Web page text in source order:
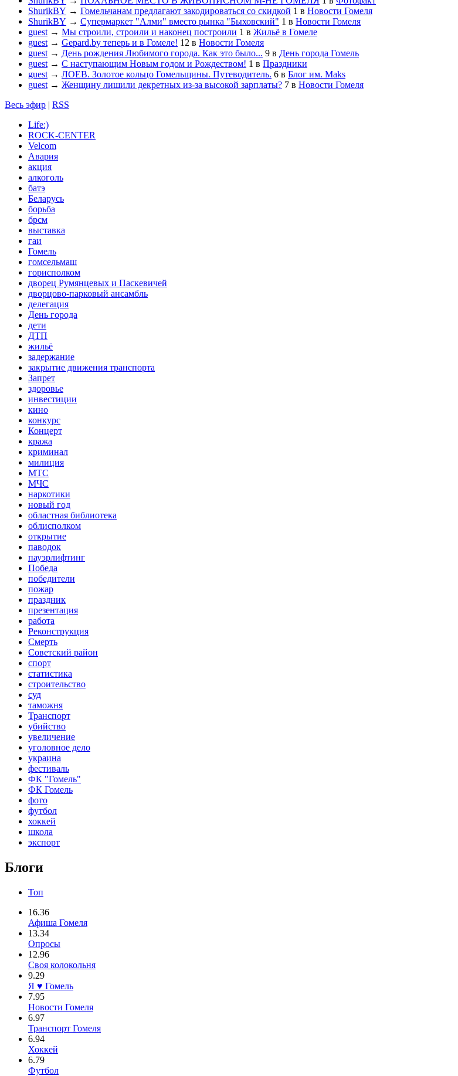
ShurikBY → Гомельчанам предлагают закодироваться со скидкой 1 в Новости Гомеля
ShurikBY → Супермаркет "Алми" вместо рынка "Быховский" 1 в Новости Гомеля
guest → Мы строили, строили и наконец построили 1 в Жильё в Гомеле
guest → Gepard.by теперь и в Гомеле! 12 в Новости Гомеля
guest → День рождения Любимого города. Как это было... 9 в День города Гомель
guest → С наступающим Новым годом и Рождеством! 1 в Праздники
guest → ЛОЕВ. Золотое кольцо Гомельщины. Путеводитель. 6 в Блог им. Maks
guest → Женщину лишили декретных из-за высокой зарплаты? 7 в Новости Гомеля
Весь эфир | RSS
Life:)
ROCK-CENTER
Velcom
Авария
акция
алкоголь
батэ
Беларусь
борьба
брсм
выставка
гаи
Гомель
гомсельмаш
горисполком
дворец Румянцевых и Паскевичей
дворцово-парковый ансамбль
делегация
День города
дети
ДТП
жильё
задержание
закрытие движения транспорта
Запрет
здоровье
инвестиции
кино
конкурс
Концерт
кража
криминал
милиция
МТС
МЧС
наркотики
новый год
областная библиотека
облисполком
открытие
паводок
пауэрлифтинг
Победа
победители
пожар
праздник
презентация
работа
Реконструкция
Смерть
Советский район
спорт
статистика
строительство
суд
таможня
Транспорт
убийство
увеличение
уголовное дело
украина
фестиваль
ФК "Гомель"
ФК Гомель
фото
футбол
хоккей
школа
экспорт
Блоги
Топ
16.36
Афиша Гомеля
13.34
Опросы
12.96
Своя колокольня
9.29
Я ♥ Гомель
7.95
Новости Гомеля
6.97
Транспорт Гомеля
6.94
Хоккей
6.79
Футбол